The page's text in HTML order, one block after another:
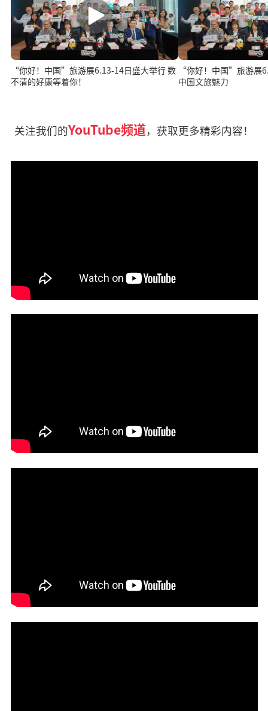
“你好！中国”旅游展6.13-14日盛大举行 数
不清的好康等着你！
“你好！中国”旅游展
中国文旅魅力
关注我们的YouTube频道，获取更多精彩内容！